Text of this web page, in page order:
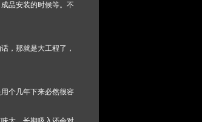
品安装的时候等。不
，那就是大工程了，
个几年下来必然很容